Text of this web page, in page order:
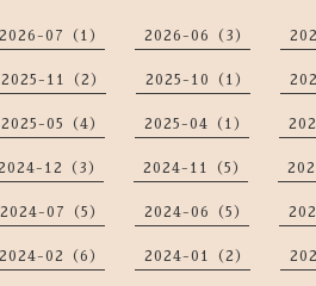
2026-07（1） 2026-06（3）
2025-11（2） 2025-10（1）
2025-05（4） 2025-04（1）
2024-12（3） 2024-11（5）
2024-07（5） 2024-06（5）
2024-02（6） 2024-01（2）